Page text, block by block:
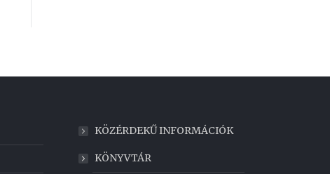
KÖZÉRDEKŰ INFORMÁCIÓK
KÖNYVTÁR